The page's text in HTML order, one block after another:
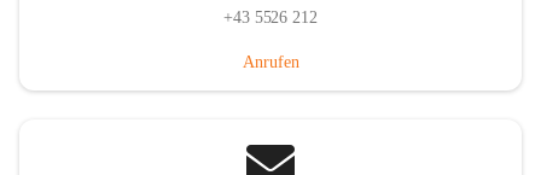
+43 5526 212
Anrufen